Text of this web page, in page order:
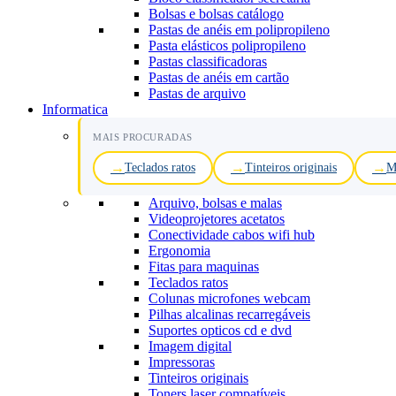
Bolsas e bolsas catálogo
Pastas de anéis em polipropileno
Pasta elásticos polipropileno
Pastas classificadoras
Pastas de anéis em cartão
Pastas de arquivo
Informatica
MAIS PROCURADAS
Teclados ratos Tinteiros originais
Arquivo, bolsas e malas
Videoprojetores acetatos
Conectividade cabos wifi hub
Ergonomia
Fitas para maquinas
Teclados ratos
Colunas microfones webcam
Pilhas alcalinas recarregáveis
Suportes opticos cd e dvd
Imagem digital
Impressoras
Tinteiros originais